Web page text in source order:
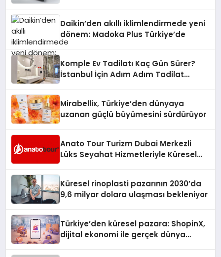
Daikin’den akıllı iklimlendirmede yeni
dönem: Madoka Plus Türkiye’de
Komple Ev Tadilatı Kaç Gün Sürer?
İstanbul İçin Adım Adım Tadilat
Mirabellix, Türkiye’den dünyaya
uzanan güçlü büyümesini sürdürüyor
Anato Tour Turizm Dubai Merkezli
Lüks Seyahat Hizmetleriyle Küresel
Küresel rinoplasti pazarının 2030’da
9,6 milyar dolara ulaşması bekleniyor
Türkiye’den küresel pazara: ShopinX,
dijital ekonomi ile gerçek dünya